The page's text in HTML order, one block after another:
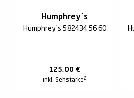
Humphrey´s
Humphrey´s 582434 56 60
125,00 €
inkl. Sehstärke 2